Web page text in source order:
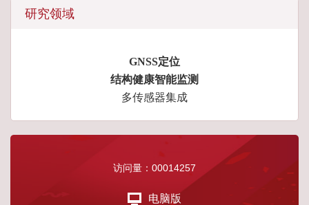
研究领域
GNSS定位
结构健康智能监测
多传感器集成
访问量： 00014257
电脑版